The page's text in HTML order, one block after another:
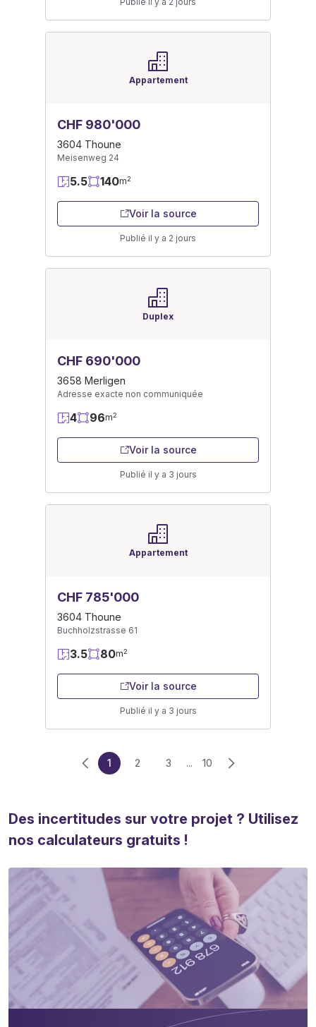
Appartement
CHF 980'000
3604 Thoune
Meisenweg 24
5.5 140m2
Voir la source
Publié il y a 2 jours
Duplex
CHF 690'000
3658 Merligen
Adresse exacte non communiquée
4 96m2
Voir la source
Publié il y a 3 jours
Appartement
CHF 785'000
3604 Thoune
Buchholzstrasse 61
3.5 80m2
Voir la source
Publié il y a 3 jours
1 2 3 ... 10
Des incertitudes sur votre projet ? Utilisez
nos calculateurs gratuits !